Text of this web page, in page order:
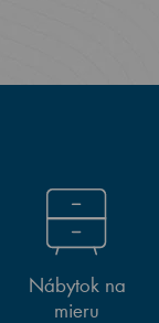
Nábytok na
mieru